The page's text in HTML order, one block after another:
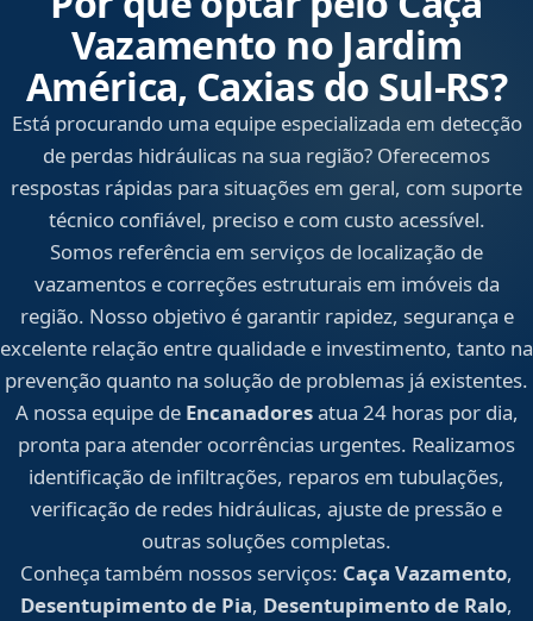
Vazamento no Jardim
América, Caxias do Sul‑RS?
Está procurando uma equipe especializada em detecção
de perdas hidráulicas na sua região? Oferecemos
respostas rápidas para situações em geral, com suporte
técnico confiável, preciso e com custo acessível.
Somos referência em serviços de localização de
vazamentos e correções estruturais em imóveis da
região. Nosso objetivo é garantir rapidez, segurança e
excelente relação entre qualidade e investimento, tanto na
prevenção quanto na solução de problemas já existentes.
A nossa equipe de Encanadoresatua 24 horas por dia,
pronta para atender ocorrências urgentes. Realizamos
identificação de infiltrações, reparos em tubulações,
verificação de redes hidráulicas, ajuste de pressão e
outras soluções completas.
Conheça também nossos serviços: Caça Vazamento,
Desentupimento de Pia, Desentupimento de Ralo,